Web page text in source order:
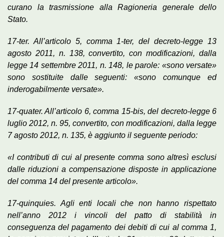
curano la trasmissione alla Ragioneria generale dello
Stato.
17-ter. All’articolo 5, comma 1-ter, del decreto-legge 13
agosto 2011, n. 138, convertito, con modificazioni, dalla
legge 14 settembre 2011, n. 148, le parole: «sono versate»
sono sostituite dalle seguenti: «sono comunque ed
inderogabilmente versate».
17-quater. All’articolo 6, comma 15-bis, del decreto-legge 6
luglio 2012, n. 95, convertito, con modificazioni, dalla legge
7 agosto 2012, n. 135, è aggiunto il seguente periodo:
«I contributi di cui al presente comma sono altresì esclusi
dalle riduzioni a compensazione disposte in applicazione
del comma 14 del presente articolo».
17-quinquies. Agli enti locali che non hanno rispettato
nell’anno 2012 i vincoli del patto di stabilità in
conseguenza del pagamento dei debiti di cui al comma 1,